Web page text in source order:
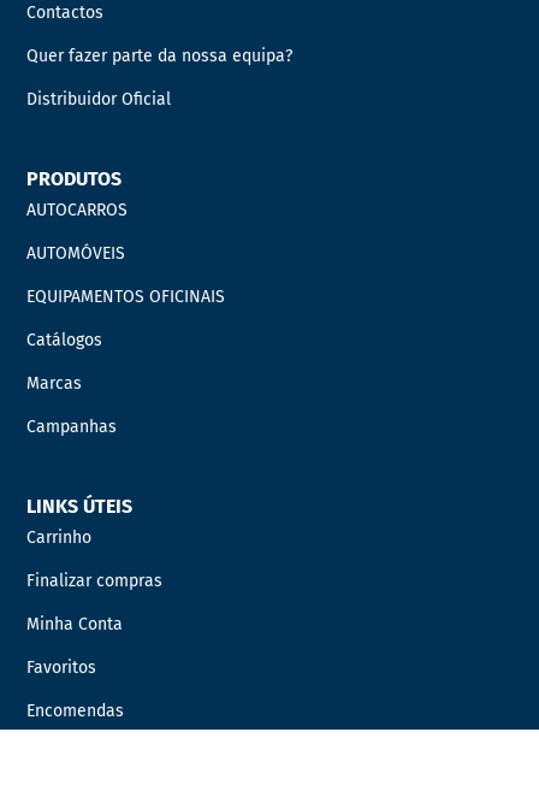
Contactos
Quer fazer parte da nossa equipa?
Distribuidor Oficial
PRODUTOS
AUTOCARROS
AUTOMÓVEIS
EQUIPAMENTOS OFICINAIS
Catálogos
Marcas
Campanhas
LINKS ÚTEIS
Carrinho
Finalizar compras
Minha Conta
Favoritos
Encomendas